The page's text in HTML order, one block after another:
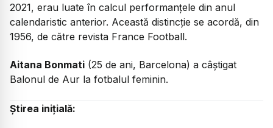
2021, erau luate în calcul performanțele din anul
calendaristic anterior. Această distincție se acordă, din
1956, de către revista France Football.
Aitana Bonmati (25 de ani, Barcelona) a câștigat
Balonul de Aur la fotbalul feminin.
Știrea inițială: